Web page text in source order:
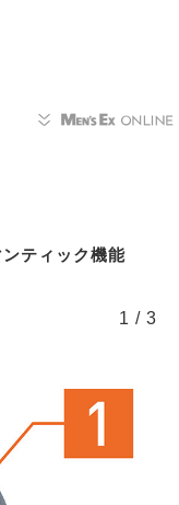
ティック機能
1 / 3